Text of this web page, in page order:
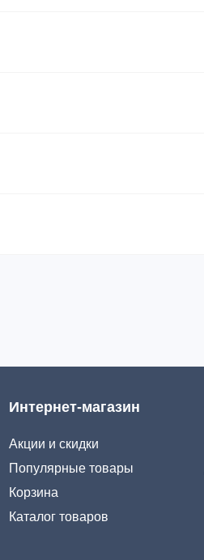
Интернет-магазин
Акции и скидки
Популярные товары
Корзина
Каталог товаров